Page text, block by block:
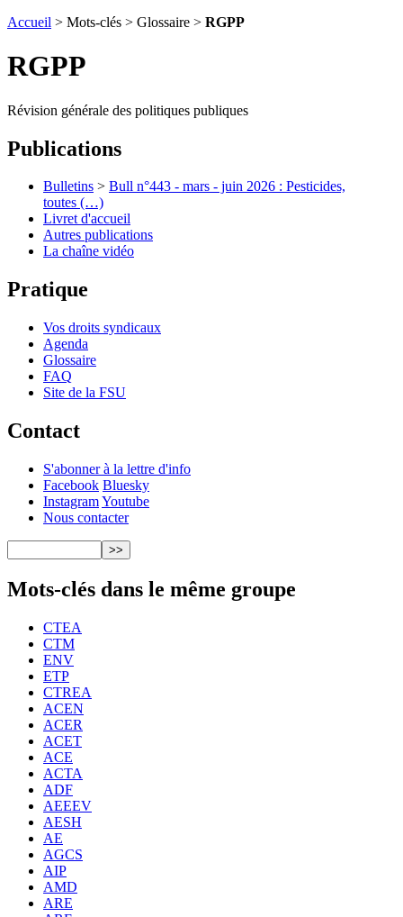
Accueil > Mots-clés > Glossaire > RGPP
RGPP
Révision générale des politiques publiques
Publications
Bulletins > Bull n°443 - mars - juin 2026 : Pesticides,
toutes (…)
Livret d'accueil
Autres publications
La chaîne vidéo
Pratique
Vos droits syndicaux
Agenda
Glossaire
FAQ
Site de la FSU
Contact
S'abonner à la lettre d'info
Facebook Bluesky
InstagramYoutube
Nous contacter
Mots-clés dans le même groupe
CTEA
CTM
ENV
ETP
CTREA
ACEN
ACER
ACET
ACE
ACTA
ADF
AEEEV
AESH
AE
AGCS
AIP
AMD
ARE